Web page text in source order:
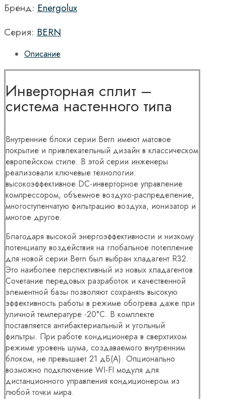
Бренд: Energolux
Серия: BERN
Описание
Инверторная сплит –
система настенного типа
Внутренние блоки серии Bern имеют матовое
покрытие и привлекательный дизайн в классическом
европейском стиле. В этой серии инженеры
реализовали ключевые технологии:
высокоэффективное DC-инверторное управление
компрессором, объемное воздухо-распределение,
многоступенчатую фильтрацию воздуха, ионизатор и
многое другое.
Благодаря высокой энергоэффективности и низкому
потенциалу воздействия на глобальное потепление
для новой серии Bern был выбран хладагент R32.
Это наиболее перспективный из новых хладагентов.
Сочетание передовых разработок и качественной
элементной базы позволяют сохранять высокую
эффективность работы в режиме обогрева даже при
уличной температуре -20°С. В комплекте
поставляется антибактериальный и угольный
фильтры. При работе кондиционера в сверхтихом
режиме уровень шума, создаваемого внутренним
блоком, не превышает 21 дБ(А). Опционально
возможно подключение WI-FI модуля для
дистанционного управления кондиционером из
любой точки мира.